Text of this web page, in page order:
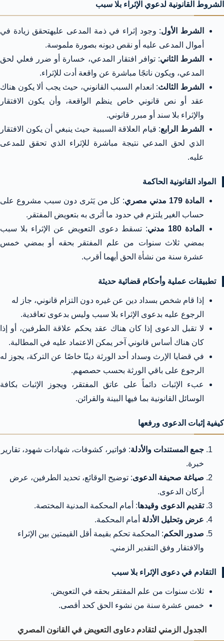
الشروط القانونية لدعوي الإثراء بلا سبب
الشرط الأول: وجود إثراء في ذمة المدعى عليهتحقق زيادة في
أموال المدعى عليه أو نقص ديونه بصورة ملموسة.
الشرط الثاني: توافر افتقار المدعي، خسارة أو ضرر فعلي لحق
المدعي، ويكون ناتجًا مباشرة عن واقعة أدت للإثراء.
الشرط الثالث: انعدام السبب القانوني، حيث يجب ألا يكون هناك
عقد أو نص قانوني خاص ينظم الواقعة، وأن يكون الافتقار
والإثراء بلا سند أو مبرر قانوني.
الشرط الرابع: قيام العلاقة السببية حيث ينبغي أن يكون الافتقار
الذي لحق المدعي نتيجة مباشرة للإثراء الذي تحقق للمدعى
عليه.
المواد القانونية الحاكمة
المادة 179 مدني مصري
: كل من يَثرى دون سبب مشروع على
حساب الغير يلتزم في حدود ما أثرى به بتعويض المفتقر.
المادة 180 مدني
: تسقط دعوى التعويض عن الإثراء بلا سبب
بمضي ثلاث سنوات من علم المفتقر بحقه أو بمضي خمس
عشرة سنة من نشأة الحق أيهما أقرب.
تطبيقات عملية وأحكام قضائية حديثة
إذا قام شخص بسداد دين عن غيره دون التزام قانوني، جاز له
الرجوع عليه بدعوى الإثراء بلا سبب وليس بدعوى تعاقدية.
لا تقبل الدعوى إذا كان هناك عقد يحكم علاقة الطرفين، أو إذا
كان هناك أساس قانوني آخر يمكن الاعتماد عليه في المطالبة.
في قضايا الإرث وسداد أحد الورثة دينًا خاصًا عن التركة، يجوز له
الرجوع على باقي الورثة بحسب حصصهم.
عبء الإثبات دائماً على عاتق المفتقر، ويجوز الإثبات بكافة
الوسائل القانونية بما فيها البينة والقرائن.
كيفية إثبات الدعوى ورفعها
جمع المستندات والأدلة: فواتير، كشوفات، شهادات شهود، تقارير
خبرة.
صياغة صحيفة الدعوى: توضيح الوقائع، تحديد الطرفين، عرض
أركان الدعوى.
تقديم الدعوى وقيدها: أمام المحكمة المدنية المختصة.
عرض وتحليل الأدلة أمام المحكمة.
صدور الحكم: المحكمة تحكم بقيمة أقل القيمتين بين الإثراء
والافتقار وفق التقدير الزمني.
التقادم في دعوى الإثراء بلا سبب
ثلاث سنوات من علم المفتقر بحقه في التعويض.
خمس عشرة سنة من نشوء الحق كحد أقصى.
الجدول الزمني لتقادم دعاوى التعويض في القانون المصري